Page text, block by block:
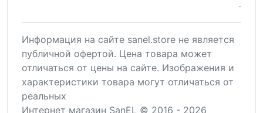
Информация на сайте sanel.store не является
публичной офертой. Цена товара может
отличаться от цены на сайте. Изображения и
характеристики товара могут отличаться от
реальных
Интернет магазин SanEL © 2016 - 2026